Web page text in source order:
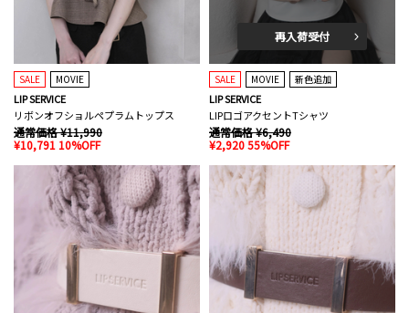
SALE MOVIE
LIP SERVICE
リボンオフショルペプラムトップス
通常価格 ¥11,990
¥10,791 10%OFF
再入荷受付
SALE MOVIE 新色追加
LIP SERVICE
LIPロゴアクセントTシャツ
通常価格 ¥6,490
¥2,920 55%OFF